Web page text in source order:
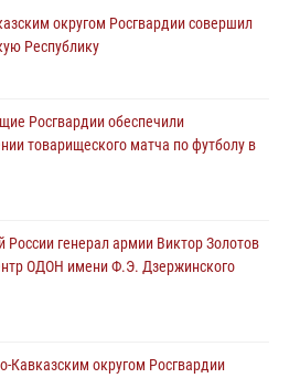
гимнастике
войск правопорядка почтили
в акции «Волна памяти»,
освобождения Белгорода от
округом Росгвардии совершил
Республику
Росгвардии обеспечили
товарищеского матча по футболу в
России генерал армии Виктор Золотов
ОДОН имени Ф.Э. Дзержинского
Кавказским округом Росгвардии